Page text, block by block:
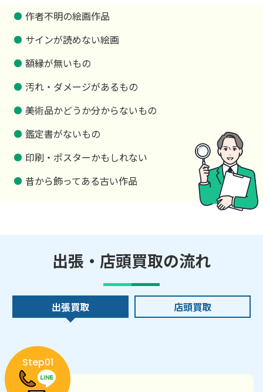
作者不明の絵画作品
サインが読めない絵画
額縁が無いもの
汚れ・ダメージがあるもの
美術品かどうか分からないもの
鑑定書がないもの
印刷・ポスターかもしれない
昔から飾ってある古い作品
出張・店頭買取の流れ
出張買取 店頭買取
Step01